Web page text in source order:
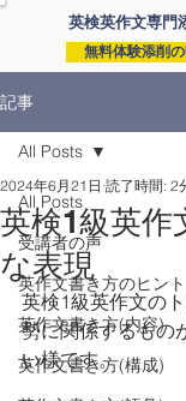
英検英作文専門
無料体験添削
記事
All Posts
受講者の声
英作文書き方のヒント
英作文書き方(内容)
英作文書き方(構成)
All Posts
英検1級英作
な表現
2024年6月21日 読了時間: 2
英検1級英作文の
勢に関係するもの
い様です。